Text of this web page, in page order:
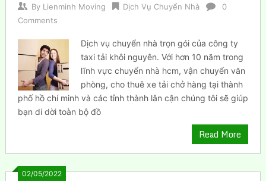
By Lienminh Moving Dịch Vụ Chuyển Nhà
0
Comments
Dịch vụ chuyển nhà trọn gói của công ty
taxi tải khôi nguyên. Với hơn 10 năm trong
lĩnh vực chuyển nhà hcm, vận chuyển văn
phòng, cho thuê xe tải chở hàng tại thành
phố hồ chí minh và các tỉnh thành lân cận chúng tôi sẽ giúp
bạn di dời toàn bộ đồ
Read More
02/05/2022